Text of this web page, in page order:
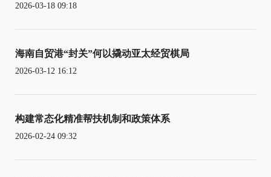
2026-03-18 09:18
海南自贸港“封关”何以撬动亚太经贸棋局
2026-03-12 16:12
构建常态化精准帮扶机制和政策体系
2026-02-24 09:32